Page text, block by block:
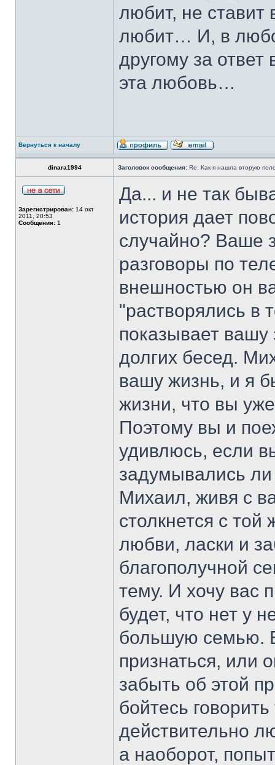
любит, не ставит
любит… И, в
другому за
эта любовь…
Вернуться к началу
dinara1994 Заголовок сообщения: Re: Как я нашла вторую
Зарегистрирован: 14 окт
2011, 20:53
Сообщения: 1
Да... и не так
история дает
случайно? Ваше
разговоры по
внешностью он
"растворялись в
показывает вашу
долгих бесед.
вашу жизнь, и я
жизни, что вы
Поэтому вы и
удивлюсь, если
задумывались
Михаил, живя с
столкнется с
любви, ласки и
благополучной
тему. И хочу вас
будет, что нет у
большую семью.
признаться, или
забыть об этой
бойтесь
действительно
а наоборот,